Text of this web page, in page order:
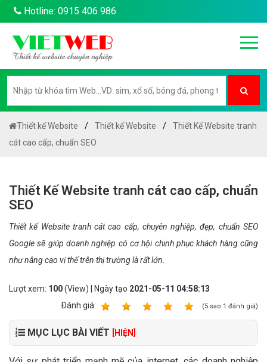
Hotline: 0915 406 986
Thiết kế Website Thiết kế Website
Thiết Kế Website tranh
cát cao cấp, chuẩn SEO
Thiết Kế Website tranh cát cao cấp, chuẩn
SEO
Thiết kế Website tranh cát cao cấp, chuyên nghiệp, đẹp, chuẩn SEO
Google sẽ giúp doanh nghiệp có cơ hội chinh phục khách hàng cũng
như nâng cao vị thế trên thị trường là rất lớn.
Lượt xem: 100(View) | Ngày tạo 2021-05-11 04:58:13
Ðánh giá:
(5 sao 1 đánh giá)
MỤC LỤC BÀI VIẾT [HIỆN]